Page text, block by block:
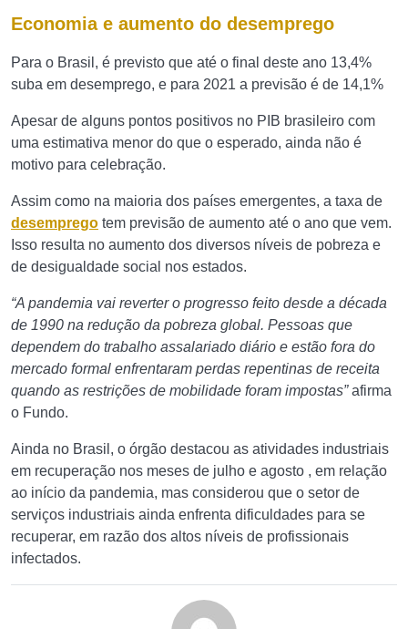
Economia e aumento do desemprego
Para o Brasil, é previsto que até o final deste ano 13,4%
suba em desemprego, e para 2021 a previsão é de 14,1%
Apesar de alguns pontos positivos no PIB brasileiro com
uma estimativa menor do que o esperado, ainda não é
motivo para celebração.
Assim como na maioria dos países emergentes, a taxa de
desemprego tem previsão de aumento até o ano que vem.
Isso resulta no aumento dos diversos níveis de pobreza e
de desigualdade social nos estados.
“A pandemia vai reverter o progresso feito desde a década
de 1990 na redução da pobreza global. Pessoas que
dependem do trabalho assalariado diário e estão fora do
mercado formal enfrentaram perdas repentinas de receita
quando as restrições de mobilidade foram impostas”afirma
o Fundo.
Ainda no Brasil, o órgão destacou as atividades industriais
em recuperação nos meses de julho e agosto , em relação
ao início da pandemia, mas considerou que o setor de
serviços industriais ainda enfrenta dificuldades para se
recuperar, em razão dos altos níveis de profissionais
infectados.